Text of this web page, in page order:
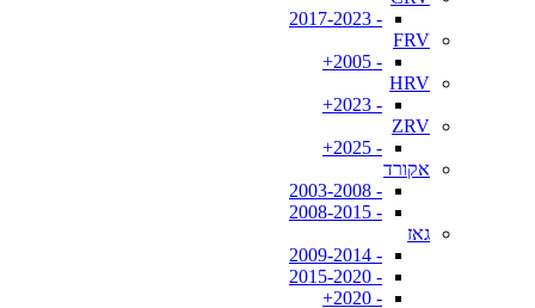
- 2017-2023
FRV
- 2005+
HRV
- 2023+
ZRV
- 2025+
אקורד
- 2003-2008
- 2008-2015
גאז
- 2009-2014
- 2015-2020
- 2020+